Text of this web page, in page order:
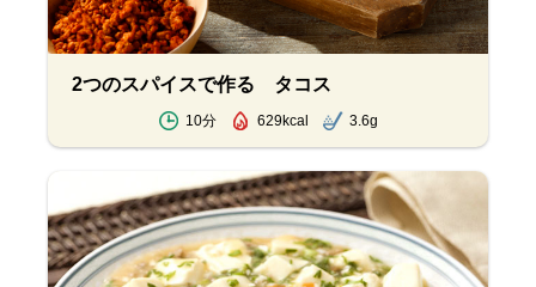
2つのスパイスで作る タコス
10分 629kcal 3.6g